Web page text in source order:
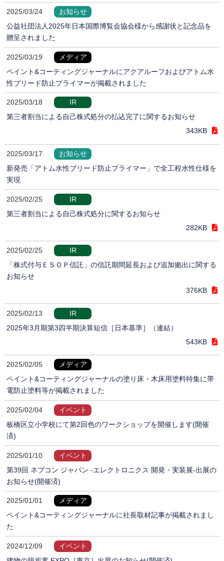
2025/03/24
お知らせ
公益社団法人2025年日本国際博覧会協会様から感謝状と記念品を
贈呈されました
2025/03/19
メディア
ペイント&コーティングジャーナルにアクアルーフおよびアトム水
性ブリード防止プライマーが掲載されました
2025/03/18
IR
第三者割当による自己株式処分の払込完了に関するお知らせ
343KB
2025/03/17
お知らせ
新発売「アトム水性ブリード防止プライマー」で全工程水性仕様を
実現
2025/02/25
IR
第三者割当による自己株式処分に関するお知らせ
282KB
2025/02/25
IR
「株式付与ＥＳＯＰ信託」の信託期間延長および追加拠出に関する
お知らせ
376KB
2025/02/13
IR
2025年3月期第3四半期決算短信［日本基準］（連結）
543KB
2025/02/05
メディア
ペイント&コーティングジャーナルの塗り床・木床用塗料特集に帯
電防止塗料等が掲載されました
2025/02/04
イベント
板橋区立小学校にて第2回色のワークショップを開催します(開催
済)
2025/01/10
イベント
第39回 ネプコン ジャパン -エレクトロニクス 開発・実装展-出展の
お知らせ(開催済)
2025/01/01
メディア
ペイント&コーティングジャーナルに社長取材記事が掲載されまし
た
2024/12/09
イベント